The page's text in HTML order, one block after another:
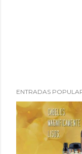
u
b
ENTRADAS